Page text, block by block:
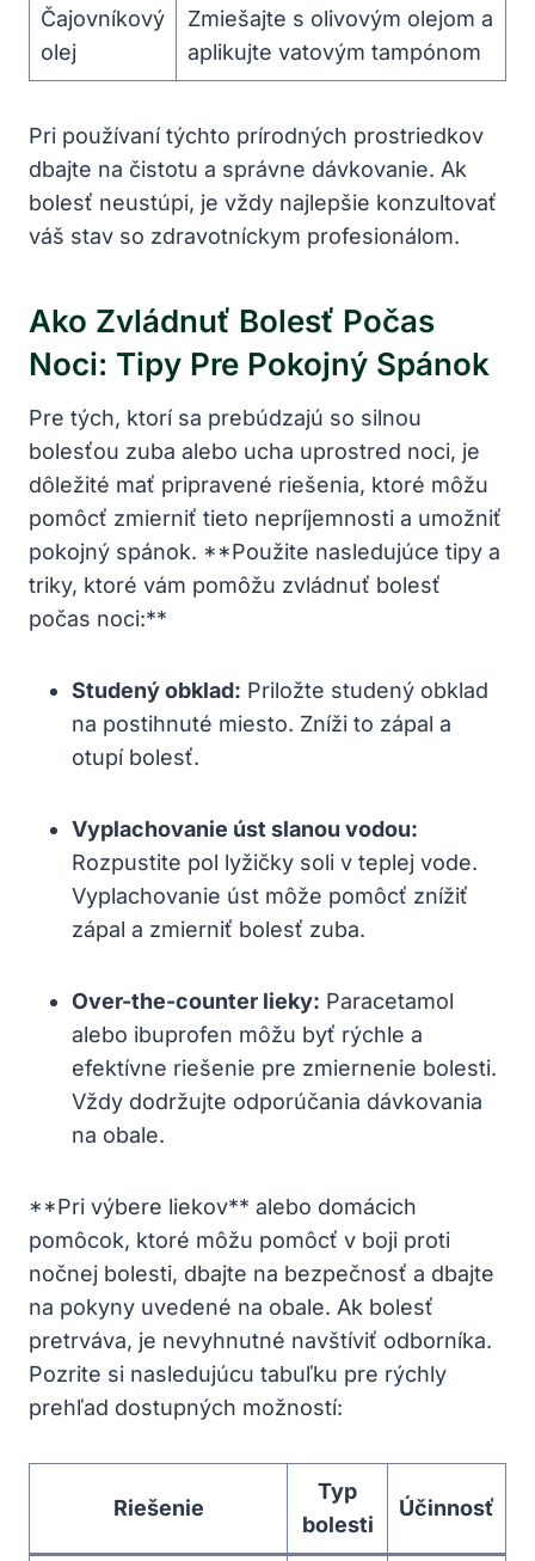
Čajovníkový
olej
Zmiešajte s olivovým olejom a
aplikujte vatovým tampónom
Pri používaní týchto prírodných prostriedkov
dbajte na čistotu a správne dávkovanie. Ak
bolesť neustúpi, je vždy najlepšie konzultovať
váš stav so zdravotníckym profesionálom.
Ako Zvládnuť Bolesť Počas
Noci: Tipy Pre Pokojný Spánok
Pre tých, ktorí sa prebúdzajú so silnou
bolesťou zuba alebo ucha uprostred noci, je
dôležité mať pripravené riešenia, ktoré môžu
pomôcť zmierniť tieto nepríjemnosti a umožniť
pokojný spánok. **Použite nasledujúce tipy a
triky, ktoré vám pomôžu zvládnuť bolesť
počas noci:**
Studený obklad: Priložte studený obklad
na postihnuté miesto. Zníži to zápal a
otupí bolesť.
Vyplachovanie úst slanou vodou:
Rozpustite pol lyžičky soli v teplej vode.
Vyplachovanie úst môže pomôcť znížiť
zápal a zmierniť bolesť zuba.
Over-the-counter lieky: Paracetamol
alebo ibuprofen môžu byť rýchle a
efektívne riešenie pre zmiernenie bolesti.
Vždy dodržujte odporúčania dávkovania
na obale.
**Pri výbere liekov** alebo domácich
pomôcok, ktoré môžu pomôcť v boji proti
nočnej bolesti, dbajte na bezpečnosť a dbajte
na pokyny uvedené na obale. Ak bolesť
pretrváva, je nevyhnutné navštíviť odborníka.
Pozrite si nasledujúcu tabuľku pre rýchly
prehľad dostupných možností:
Riešenie
Typ
bolesti
Účinnosť